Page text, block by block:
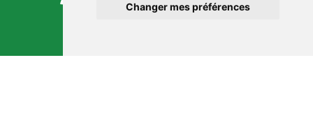
Changer mes préférences